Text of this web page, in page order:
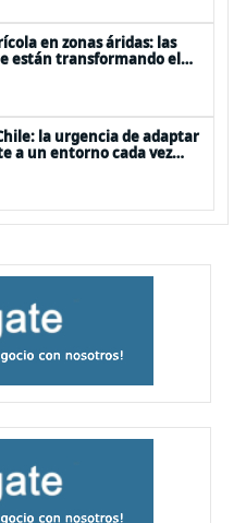
en zonas áridas: las
están transformando el
la urgencia de adaptar
a un entorno cada vez